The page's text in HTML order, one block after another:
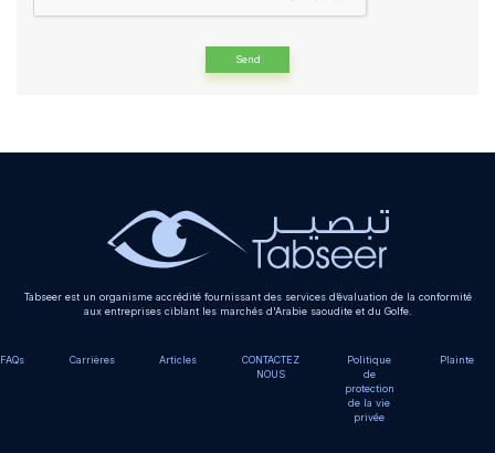
Tabseer est un organisme accrédité fournissant des services d’évaluation de la conformité
aux entreprises ciblant les marchés d'Arabie saoudite et du Golfe.
FAQs Carrières Articles
CONTACTEZ
NOUS
Politique
de
protection
de la vie
privée
Plainte